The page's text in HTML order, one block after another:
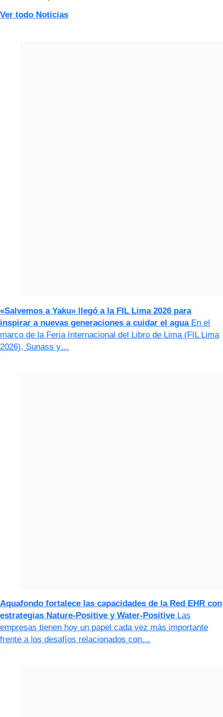
Ver todo Noticias
«Salvemos a Yaku» llegó a la FIL Lima 2026 para
inspirar a nuevas generaciones a cuidar el agua En el
marco de la Feria Internacional del Libro de Lima (FIL Lima
2026), Sunass y…
Aquafondo fortalece las capacidades de la Red EHR con
estrategias Nature-Positive y Water-Positive Las
empresas tienen hoy un papel cada vez más importante
frente a los desafíos relacionados con…